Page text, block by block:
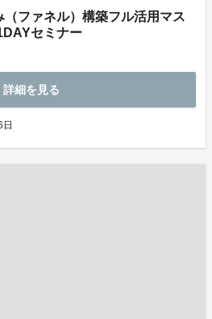
ファネル）構築フル活用マス
セミナー
詳細を見る